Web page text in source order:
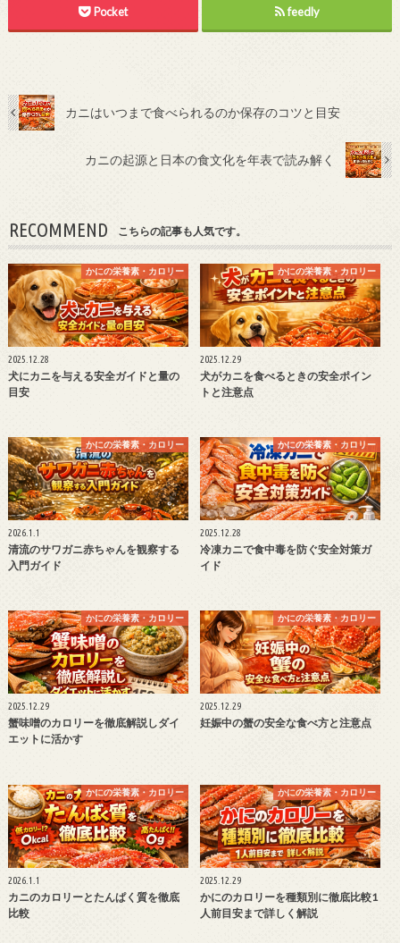
Pocket feedly
カニはいつまで食べられるのか保存のコツと目安
カニの起源と日本の食文化を年表で読み解く
RECOMMEND こちらの記事も人気です。
かにの栄養素・カロリー
2025.12.28
犬にカニを与える安全ガイドと量の
目安
かにの栄養素・カロリー
2025.12.29
犬がカニを食べるときの安全ポイン
トと注意点
かにの栄養素・カロリー
2026.1.1
清流のサワガニ赤ちゃんを観察する
入門ガイド
かにの栄養素・カロリー
2025.12.28
冷凍カニで食中毒を防ぐ安全対策ガ
イド
かにの栄養素・カロリー
2025.12.29
蟹味噌のカロリーを徹底解説しダイ
エットに活かす
かにの栄養素・カロリー
2025.12.29
妊娠中の蟹の安全な食べ方と注意点
かにの栄養素・カロリー
2026.1.1
カニのカロリーとたんぱく質を徹底
比較
かにの栄養素・カロリー
2025.12.29
かにのカロリーを種類別に徹底比較1
人前目安まで詳しく解説